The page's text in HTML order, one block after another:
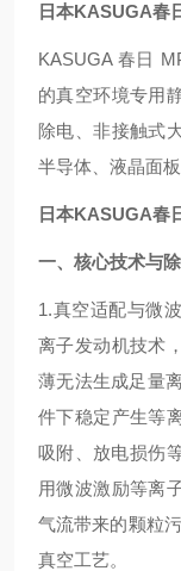
日本KASUGA春
KASUGA 春日
的真空环境专用
除电、非接触式
半导体、液晶面
日本KASUGA春
一、核心技术与
1.真空适配与微
离子发动机技术
薄无法生成足量
件下稳定产生等
吸附、放电损伤
用微波激励等离
气流带来的颗粒
真空工艺。